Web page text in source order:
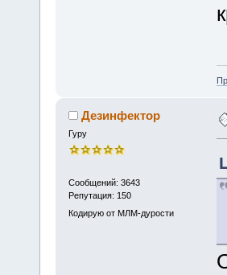
Дезинфектор
Гуру
Сообщений: 3643
Репутация: 150
Кодирую от МЛМ-дурости